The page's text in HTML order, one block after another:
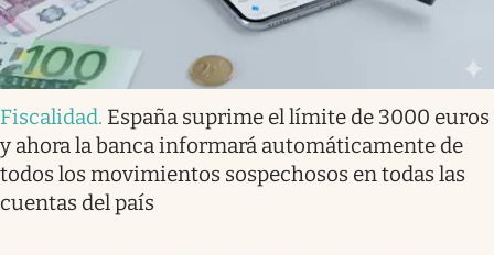
Fiscalidad. España suprime el límite de 3000 euros
y ahora la banca informará automáticamente de
todos los movimientos sospechosos en todas las
cuentas del país